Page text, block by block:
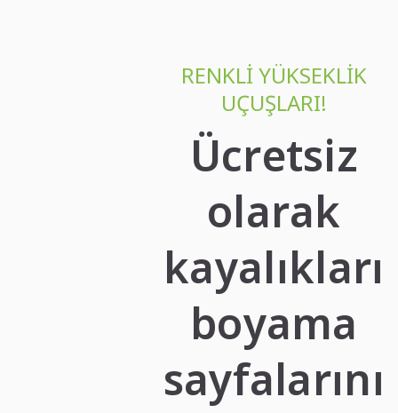
RENKLI YÜKSEKLIK
UÇUŞLARI!
Ücretsiz
olarak
kayalıkları
boyama
sayfalarını